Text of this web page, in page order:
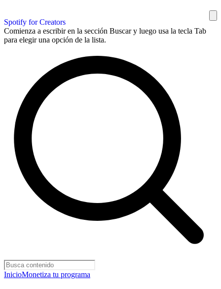
Spotify for Creators
Comienza a escribir en la sección Buscar y luego usa la tecla Tab
para elegir una opción de la lista.
InicioMonetiza tu programa